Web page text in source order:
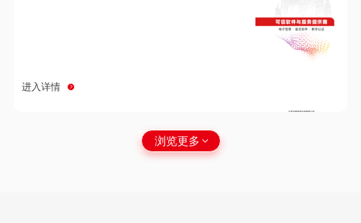
进入详情
浏览更多